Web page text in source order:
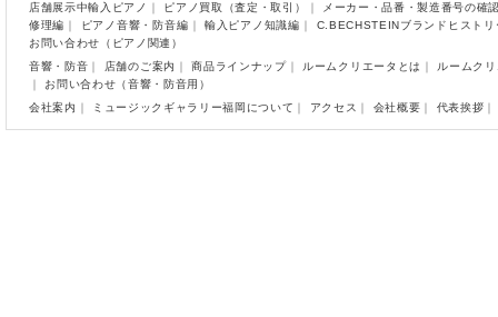
店舗展示中輸入ピアノ
｜ ピアノ買取（査定・取引） ｜
メーカー・品番・製造番号の確
修理編 ｜ ピアノ音響・防音編 ｜ 輸入ピアノ知識編 ｜ C.BECHSTEINブランドヒストリ
お問い合わせ（ピアノ関連）
音響・防音 ｜ 店舗のご案内 ｜商品ラインナップ｜ ルームクリエータとは ｜ ルームク
｜ お問い合わせ（音響・防音用）
会社案内 ｜ ミュージックギャラリー福岡について ｜ アクセス ｜ 会社概要 ｜ 代表挨拶